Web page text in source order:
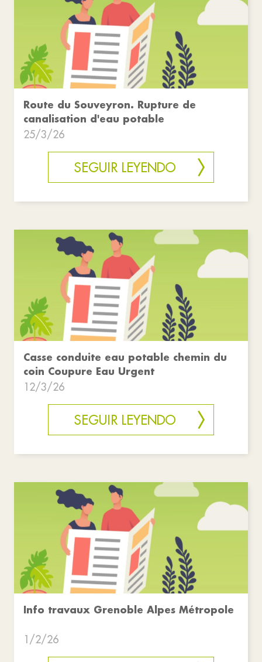
Route du Souveyron. Rupture de
canalisation d'eau potable
25/3/26
SEGUIR LEYENDO
Casse conduite eau potable chemin du
coin Coupure Eau Urgent
12/3/26
SEGUIR LEYENDO
Info travaux Grenoble Alpes Métropole
1/2/26